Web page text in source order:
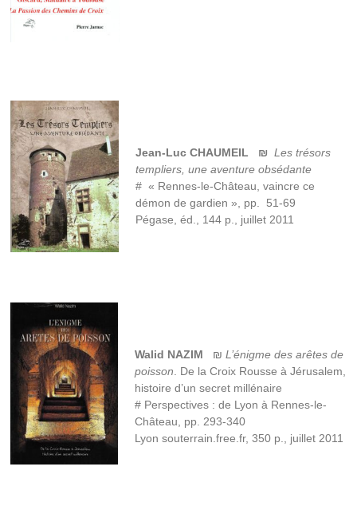
Jean-Luc CHAUMEIL ₪Les trésors
templiers, une aventure obsédante
# « Rennes-le-Château, vaincre ce
démon de gardien », pp. 51-69
Pégase, éd., 144 p., juillet 2011
Walid NAZIM ₪L’énigme des arêtes de
poisson . De la Croix Rousse à Jérusalem,
histoire d’un secret millénaire
# Perspectives : de Lyon à Rennes-le-
Château, pp. 293-340
Lyon souterrain.free.fr, 350 p., juillet 2011